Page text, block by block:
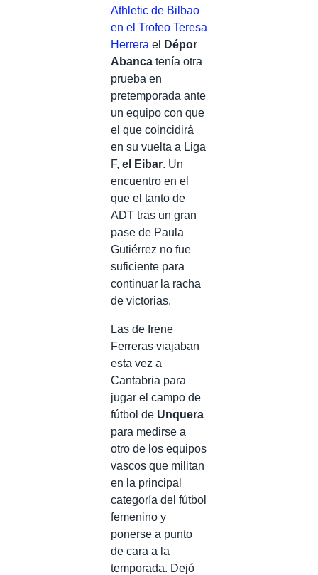
Athletic de Bilbao
en el Trofeo Teresa
Herrera el
Dépor
Abanca tenía otra
prueba en
pretemporada ante
un equipo con que
el que coincidirá
en su vuelta a Liga
F, el Eibar. Un
encuentro en el
que el tanto de
ADT tras un gran
pase de Paula
Gutiérrez no fue
suficiente para
continuar la racha
de victorias.
Las de Irene
Ferreras viajaban
esta vez a
Cantabria para
jugar el campo de
fútbol de Unquera
para medirse a
otro de los equipos
vascos que militan
en la principal
categoría del fútbol
femenino y
ponerse a punto
de cara a la
temporada. Dejó